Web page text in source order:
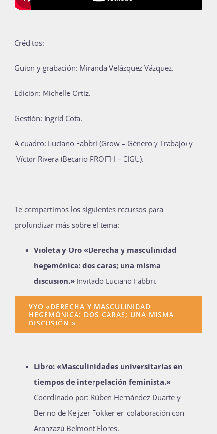
Créditos:
Guion y grabación: Miranda Velázquez Vázquez.
Edición: Michelle Ortiz.
Gestión: Ingrid Cota.
A cuadro: Luciano Fabbri (Grow – Género y Trabajo) y
Víctor Rivera (Becario PROITH – CIGU).
Te compartimos los siguientes recursos para
profundizar más sobre el tema:
Violeta y Oro «Derecha y masculinidad
hegemónica: dos caras; una misma
discusión.» Invitado Luciano Fabbri.
VYO «DERECHA Y MASCULINIDAD
HEGEMÓNICA: DOS CARAS; UNA MISMA
DISCUSIÓN.»
Libro: «Masculinidades universitarias en
tiempos de interpelación feminista.»
Coordinado por: Rúben Hernández Duarte y
Benno de Keijzer Fokker en colaboración con
Aranzazú Belmont Flores.